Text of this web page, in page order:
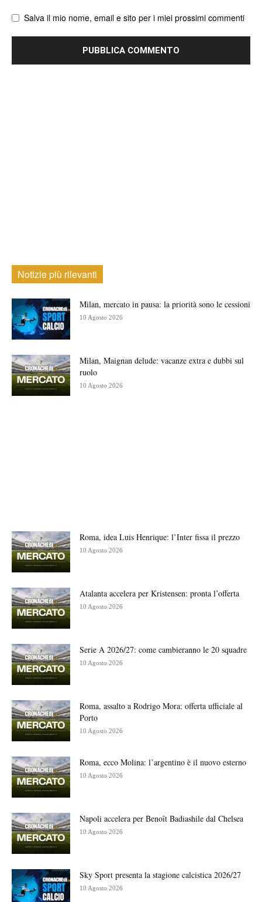
Salva il mio nome, email e sito per i miei prossimi commenti
Notizie più rilevanti
Milan, mercato in pausa: la priorità sono le cessioni
10 Agosto 2026
Milan, Maignan delude: vacanze extra e dubbi sul
ruolo
10 Agosto 2026
Roma, idea Luis Henrique: l’Inter fissa il prezzo
10 Agosto 2026
Atalanta accelera per Kristensen: pronta l’offerta
10 Agosto 2026
Serie A 2026/27: come cambieranno le 20 squadre
10 Agosto 2026
Roma, assalto a Rodrigo Mora: offerta ufficiale al
Porto
10 Agosto 2026
Roma, ecco Molina: l’argentino è il nuovo esterno
10 Agosto 2026
Napoli accelera per Benoît Badiashile dal Chelsea
10 Agosto 2026
Sky Sport presenta la stagione calcistica 2026/27
10 Agosto 2026